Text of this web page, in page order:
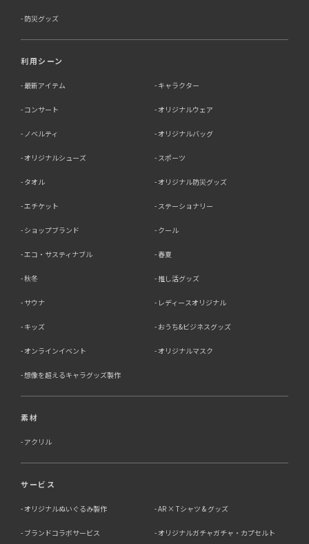
防災グッズ
利用シーン
最新アイテム キャラクター
コンサート オリジナルウェア
ノベルティ オリジナルバッグ
オリジナルシューズ スポーツ
タオル オリジナル防災グッズ
エチケット ステーショナリー
ショップブランド クール
エコ・サスティナブル 春夏
秋冬 推し活グッズ
サウナ レディースオリジナル
キッズ おうち&ビジネスグッズ
オンラインイベント オリジナルマスク
想像を超えるキャラグッズ製作
素材
アクリル
サービス
オリジナルぬいぐるみ製作 AR × Tシャツ & グッズ
ブランドコラボサービス
オリジナルガチャガチャ・カプセルト